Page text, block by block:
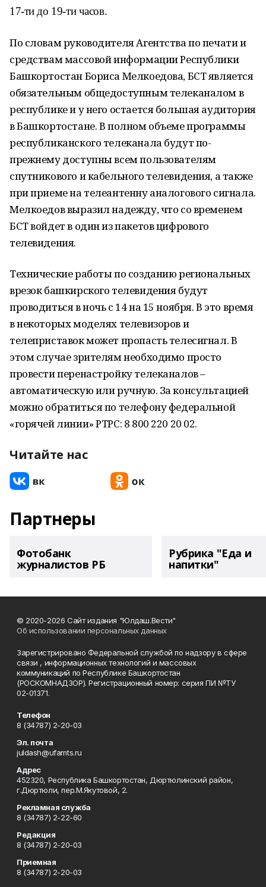
17-ти до 19-ти часов.
По словам руководителя Агентства по печати и
средствам массовой информации Республики
Башкортостан Бориса Мелкоедова, БСТ является
обязательным общедоступным телеканалом в
республике и у него остается большая аудитория
в Башкортостане. В полном объеме программы
республиканского телеканала будут по-
прежнему доступны всем пользователям
спутникового и кабельного телевидения, а также
при приеме на телеантенну аналогового сигнала.
Мелкоедов выразил надежду, что со временем
БСТ войдет в один из пакетов цифрового
телевидения.
Технические работы по созданию региональных
врезок башкирского телевидения будут
проводиться в ночь с 14 на 15 ноября. В это время
в некоторых моделях телевизоров и
телеприставок может пропасть телесигнал. В
этом случае зрителям необходимо просто
провести перенастройку телеканалов –
автоматическую или ручную. За консультацией
можно обратиться по телефону федеральной
«горячей линии» РТРС: 8 800 220 20 02.
Читайте нас
Партнеры
Фотобанк
журналистов РБ
Рубрика "Еда и
напитки"
© 2020-2026 Сайт издания "Юлдаш.Вести"
Об использовании персональных данных
Зарегистрировано Федеральной службой по надзору в сфере
связи , информационных технологий и массовых
коммуникаций по Республике Башкортостан
(РОСКОМНАДЗОР). Регистрационный номер: серия ПИ №ТУ
02-01371.
Телефон
8 (34787) 2-20-03
Эл. почта
juldash@ufamts.ru
Адрес
452320, Республика Башкортостан, Дюртюлинский район,
г.Дюртюли, пер.М.Якутовой, 2.
Рекламная служба
8 (34787) 2-22-60
Редакция
8 (34787) 2-20-03
Приемная
8 (34787) 2-20-03